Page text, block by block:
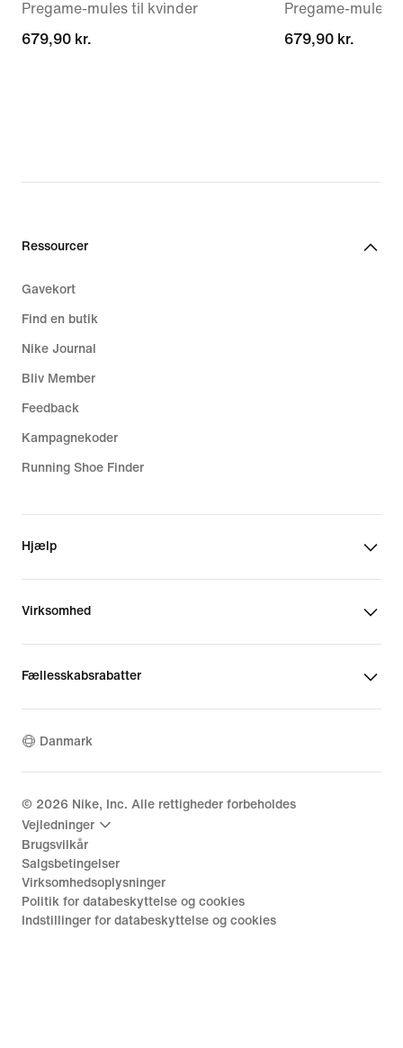
Pregame-mules til kvinder
679,90 kr.
679,90 kr.
Pregame-mules
679,90 kr.
679,90 kr.
Ressourcer
Gavekort
Find en butik
Nike Journal
Bliv Member
Feedback
Kampagnekoder
Running Shoe Finder
Hjælp
Virksomhed
Fællesskabsrabatter
Danmark
© 2026 Nike, Inc. Alle rettigheder forbeholdes
Vejledninger
Brugsvilkår
Salgsbetingelser
Virksomhedsoplysninger
Politik for databeskyttelse og cookies
Indstillinger for databeskyttelse og cookies